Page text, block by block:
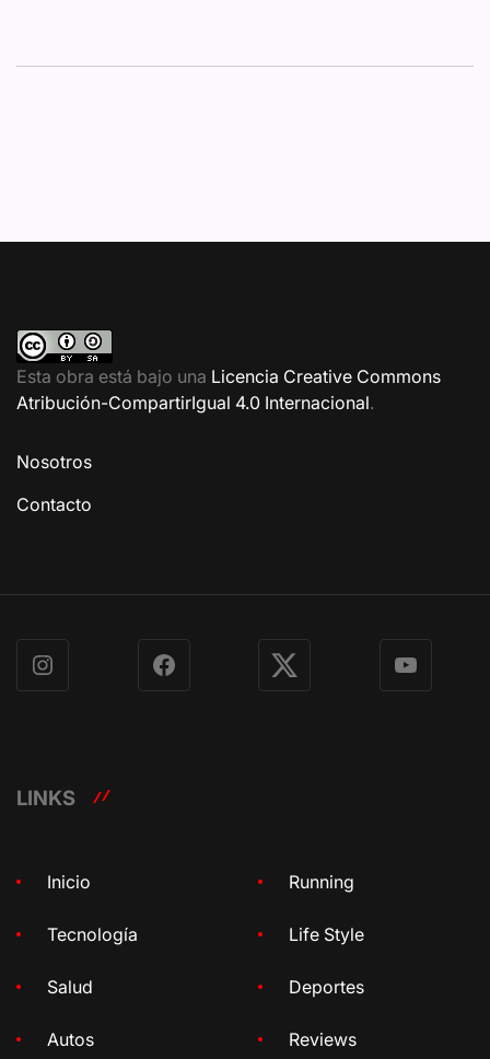
Esta obra está bajo una Licencia Creative Commons
Atribución-CompartirIgual 4.0 Internacional.
Nosotros
Contacto
Instagram Facebook X YouTube
LINKS
Inicio Running
Tecnología Life Style
Salud Deportes
Autos Reviews